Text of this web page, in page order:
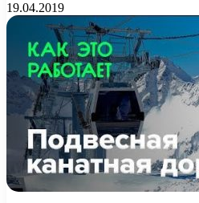
19.04.2019